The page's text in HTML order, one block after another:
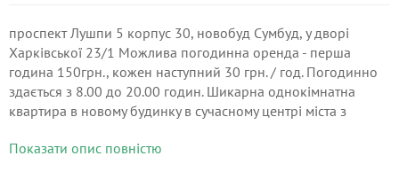
проспект Лушпи 5 корпус 30, новобуд Сумбуд, у дворі
Харківської 23/1 Можлива погодинна оренда - перша
година 150грн., кожен наступний 30 грн. / год. Погодинно
здається з 8.00 до 20.00 годин. Шикарна однокімнатна
квартира в новому будинку в сучасному центрі міста з
Показати опис повністю